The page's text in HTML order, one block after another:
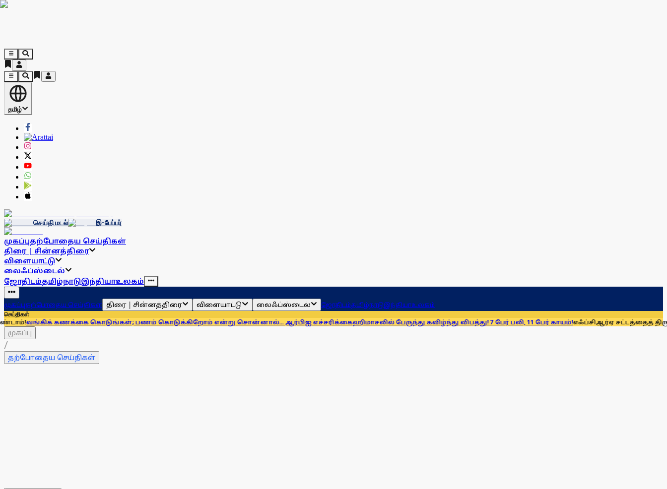
தமிழ்
செய்தி மடல் இ-பேப்பர்
முகப்புதற்போதைய செய்திகள்
திரை | சின்னத்திரை
விளையாட்டு
லைஃப்ஸ்டைல்
ஜோதிடம்தமிழ்நாடுஇந்தியாஉலகம்
முகப்புதற்போதைய செய்திகள் திரை | சின்னத்திரை விளையாட்டு லைஃப்ஸ்டைல் ஜோதிடம்தமிழ்நாடுஇந்தியாஉலகம்
செய்திகள்
கணக்கை கொடுங்கள்; பணம் கொடுக்கிறோம் என்று சொன்னால்... ஆர்பிஐ எச்சரிக்கைஹிமாசலில் பேருந்து கவிழ்ந்து விபத்து! 7 பேர் பலி, 11 பேர் காயம்!எஃப்சிஆர்ஏ சட்டத்தைத் திரும்பப்
முகப்பு
/
தற்போதைய செய்திகள்